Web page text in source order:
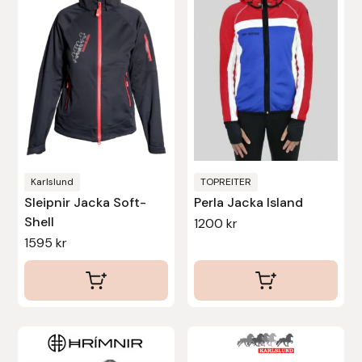
Karlslund
Sleipnir Jacka Soft-
Shell
1595kr
varianter.
olika
alternativen
kan
väljas
på
produktsidan
TOPREITER
Perla Jacka Island
1200 kr
varianter.
alternativen
på
produktsidan